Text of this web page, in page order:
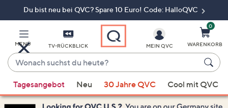
Du bist neu bei QVC? Spare 10 Euro! Code: HalloQVC
MENÜ TV-RÜCKBLICK
Wonach
suchst
du
heute?
Vorschläge
verfügbar
MEIN QVC
0
WARENKORB
Tagesangebot Neu 30 Jahre QVC Cool mit QVC